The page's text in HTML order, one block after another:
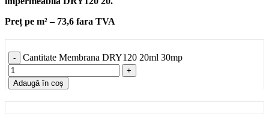
Preț pe m² – 73,6 fara TVA
Cantitate Membrana DRY120 20ml 30mp
Adaugă în coș